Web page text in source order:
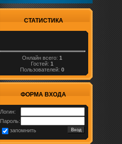
СТАТИСТИКА
Онлайн всего: 1
Гостей: 1
Пользователей: 0
ФОРМА ВХОДА
Логин:
Пароль:
запомнить